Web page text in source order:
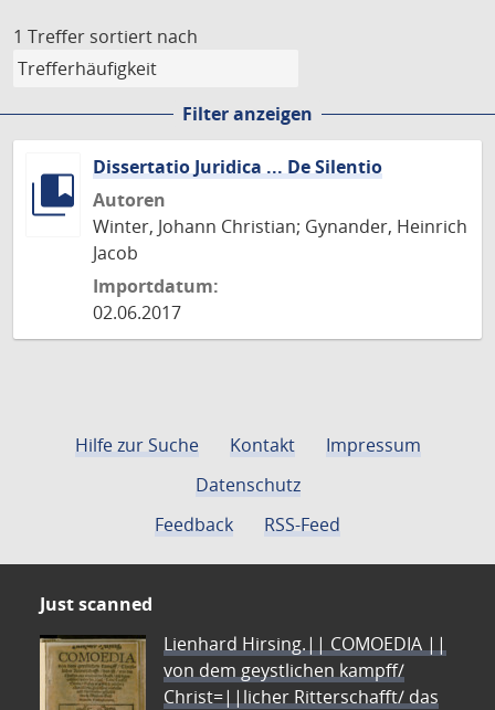
1 Treffer sortiert nach
Filter anzeigen
Dissertatio Juridica ... De Silentio
Autoren
Winter, Johann Christian; Gynander, Heinrich
Jacob
Importdatum:
02.06.2017
Hilfe zur Suche Kontakt
Impressum
Datenschutz
Feedback
RSS-Feed
Just scanned
Lienhard Hirsing.|| COMOEDIA ||
von dem geystlichen kampff/
Christ=||licher Ritterschafft/ das